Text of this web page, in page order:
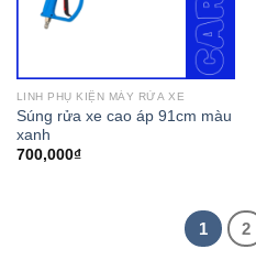
LINH PHỤ KIỆN MÁY RỬA XE
Súng rửa xe cao áp 91cm màu
xanh
700,000₫
1 2